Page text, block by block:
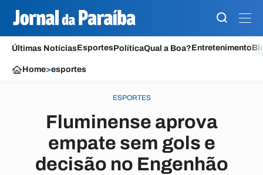
Últimas NotíciasEsportesPolíticaQual a Boa?Entretenimento
Home>esportes
ESPORTES
Fluminense aprova
empate sem gols e
decisão no Engenhão